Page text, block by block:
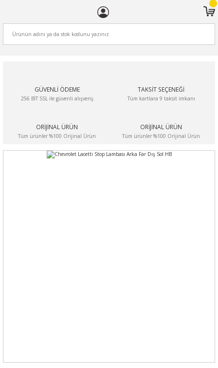
GÜVENLİ ÖDEME
256 BİT SSL ile güvenli alışveriş
TAKSİT SEÇENEĞİ
Tüm kartlara 9 taksit imkanı
ORİJİNAL ÜRÜN
Tüm ürünler %100 Orijinal Ürün
ORİJİNAL ÜRÜN
Tüm ürünler %100 Orijinal Ürün